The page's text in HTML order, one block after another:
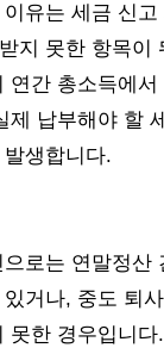
유는 세금 신
지 못한 항목이
연간 총소득에
제 납부해야 할
생합니다.
로는 연말정산
거나, 중도 퇴
못한 경우입니다